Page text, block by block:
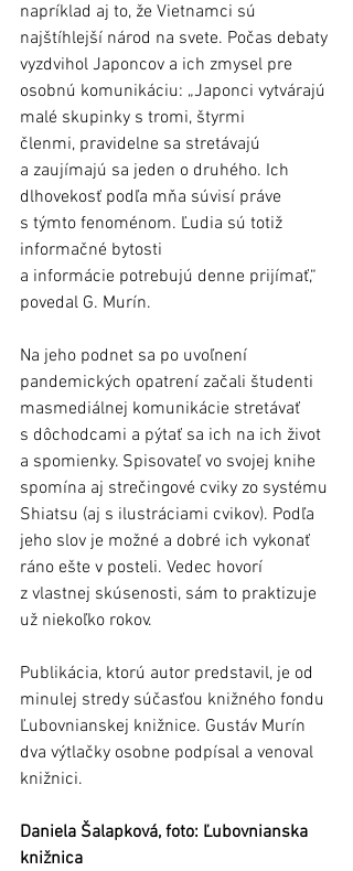
napríklad aj to, že Vietnamci sú
najštíhlejší národ na svete. Počas debaty
vyzdvihol Japoncov a ich zmysel pre
osobnú komunikáciu: „Japonci vytvárajú
malé skupinky s tromi, štyrmi
členmi, pravidelne sa stretávajú
a zaujímajú sa jeden o druhého. Ich
dlhovekosť podľa mňa súvisí práve
s týmto fenoménom. Ľudia sú totiž
informačné bytosti
a informácie potrebujú denne prijímať,“
povedal G. Murín.
Na jeho podnet sa po uvoľnení
pandemických opatrení začali študenti
masmediálnej komunikácie stretávať
s dôchodcami a pýtať sa ich na ich život
a spomienky. Spisovateľ vo svojej knihe
spomína aj strečingové cviky zo systému
Shiatsu (aj s ilustráciami cvikov). Podľa
jeho slov je možné a dobré ich vykonať
ráno ešte v posteli. Vedec hovorí
z vlastnej skúsenosti, sám to praktizuje
už niekoľko rokov.
Publikácia, ktorú autor predstavil, je od
minulej stredy súčasťou knižného fondu
Ľubovnianskej knižnice. Gustáv Murín
dva výtlačky osobne podpísal a venoval
knižnici.
Daniela Šalapková, foto: Ľubovnianska
knižnica